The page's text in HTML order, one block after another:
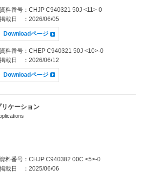
資料番号 ：CHJP C940321 50J <11>-0
掲載日
：2026/06/05
Downloadページ
資料番号 ：CHEP C940321 50J <10>-0
掲載日
：2026/06/12
Downloadページ
ケーション
資料番号 ：CHJP C940382 00C <5>-0
掲載日
：2025/06/06